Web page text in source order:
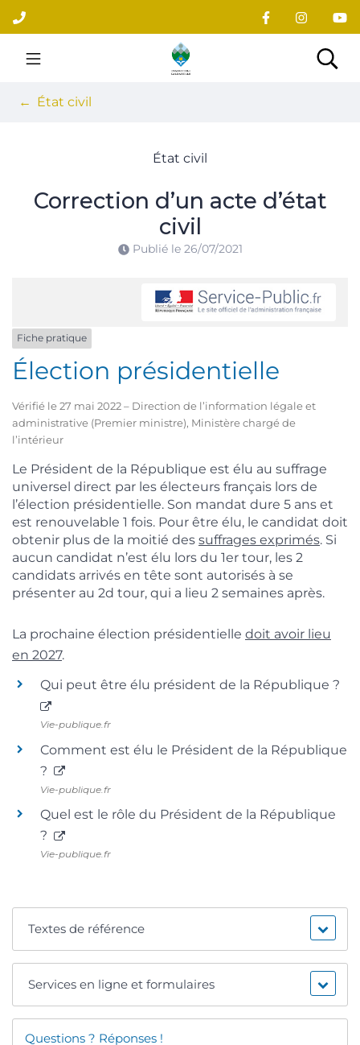
Aller
au
contenu
Site officiel du village
État civil
État civil
Correction d’un acte d’état
civil
Publié le 26/07/2021
Fiche pratique
Élection présidentielle
Vérifié le 27 mai 2022 – Direction de l’information légale et
administrative (Premier ministre), Ministère chargé de
l’intérieur
Le Président de la République est élu au suffrage
universel direct par les électeurs français lors de
l’élection présidentielle. Son mandat dure 5 ans et
est renouvelable 1 fois. Pour être élu, le candidat doit
obtenir plus de la moitié des suffrages exprimés. Si
aucun candidat n’est élu lors du 1er tour, les 2
candidats arrivés en tête sont autorisés à se
présenter au 2d tour, qui a lieu 2 semaines après.
La prochaine élection présidentielle doit avoir lieu
en 2027.
Qui peut être élu président de la République ?
Vie-publique.fr
Comment est élu le Président de la République
?
Vie-publique.fr
Quel est le rôle du Président de la République
?
Vie-publique.fr
Textes de référence
Services en ligne et formulaires
Questions ? Réponses !